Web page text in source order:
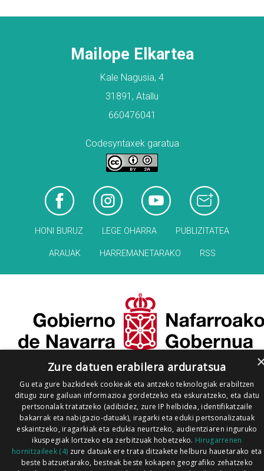
Mailope Elkartea
Kale Nagusia, 4
31891, Atallu
660476041
Codesyntaxek garatua
HONI BURUZ LEGE OHARRA PUBLIZITATEA
ARAUAK HARREMANETARAKO RSS
Zure datuen erabilera arduratsua
Gu eta gure bazkideek cookieak eta antzeko teknologiak erabiltzen
ditugu zure gailuan informazioa gordetzeko eta eskuratzeko, eta datu
pertsonalak tratatzeko (adibidez, zure IP helbidea, identifikatzaile
bakarrak eta nabigazio-datuak), iragarki eta eduki pertsonalizatuak
eskaintzeko, iragarkiak eta edukia neurtzeko, audientziaren inguruko
ikuspegiak lortzeko eta zerbitzuak hobetzeko. Hirugarrenen
hornitzaileek (4) zure datuak ere trata ditzakete helburu hauetarako eta
beste batzuetarako, besteak beste kokapen geografiko zehatzeko